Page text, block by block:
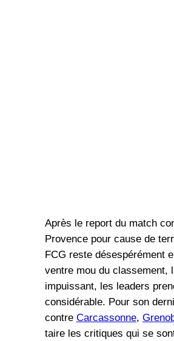
Après le report du match
Provence pour cause de
FCG reste désespérément
ventre mou du classement,
impuissant, les leaders
considérable. Pour son
contre Carcassonne,
taire les critiques qui se